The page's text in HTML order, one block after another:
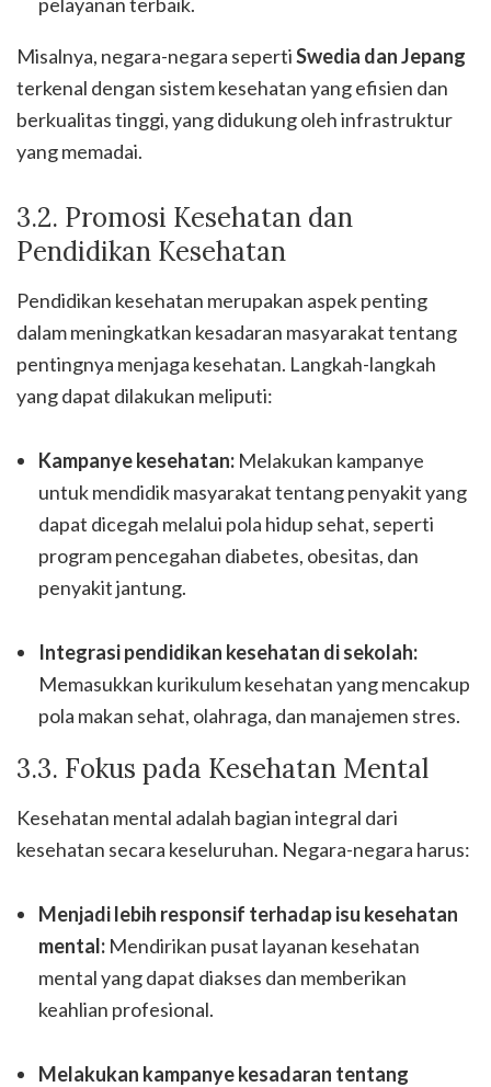
Misalnya, negara-negara sepertiSwedia dan Jepang
terkenal dengan sistem kesehatan yang efisien dan
berkualitas tinggi, yang didukung oleh infrastruktur
yang memadai.
3.2. Promosi Kesehatan dan
Pendidikan Kesehatan
Pendidikan kesehatan merupakan aspek penting
dalam meningkatkan kesadaran masyarakat tentang
pentingnya menjaga kesehatan. Langkah-langkah
yang dapat dilakukan meliputi:
Kampanye kesehatan: Melakukan kampanye
untuk mendidik masyarakat tentang penyakit yang
dapat dicegah melalui pola hidup sehat, seperti
program pencegahan diabetes, obesitas, dan
penyakit jantung.
Integrasi pendidikan kesehatan di sekolah:
Memasukkan kurikulum kesehatan yang mencakup
pola makan sehat, olahraga, dan manajemen stres.
3.3. Fokus pada Kesehatan Mental
Kesehatan mental adalah bagian integral dari
kesehatan secara keseluruhan. Negara-negara harus:
Menjadi lebih responsif terhadap isu kesehatan
mental: Mendirikan pusat layanan kesehatan
mental yang dapat diakses dan memberikan
keahlian profesional.
Melakukan kampanye kesadaran tentang